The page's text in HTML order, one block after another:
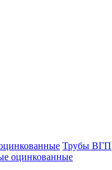
Трубы ВГП
оцинкованные